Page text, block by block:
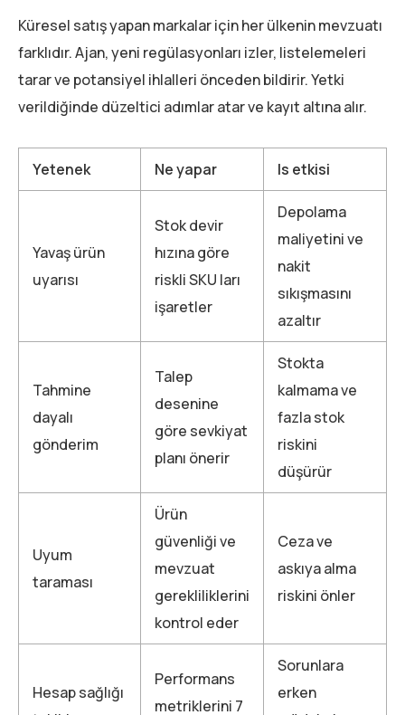
Küresel satış yapan markalar için her ülkenin mevzuatı
farklıdır. Ajan, yeni regülasyonları izler, listelemeleri
tarar ve potansiyel ihlalleri önceden bildirir. Yetki
verildiğinde düzeltici adımlar atar ve kayıt altına alır.
Yetenek Ne yapar Is etkisi
Yavaş ürün
uyarısı
Stok devir
hızına göre
riskli SKU ları
işaretler
Depolama
maliyetini ve
nakit
sıkışmasını
azaltır
Tahmine
dayalı
gönderim
Talep
desenine
göre sevkiyat
planı önerir
Stokta
kalmama ve
fazla stok
riskini
düşürür
Uyum
taraması
Ürün
güvenliği ve
mevzuat
gerekliliklerini
kontrol eder
Ceza ve
askıya alma
riskini önler
Hesap sağlığı
Performans
metriklerini 7
Sorunlara
erken